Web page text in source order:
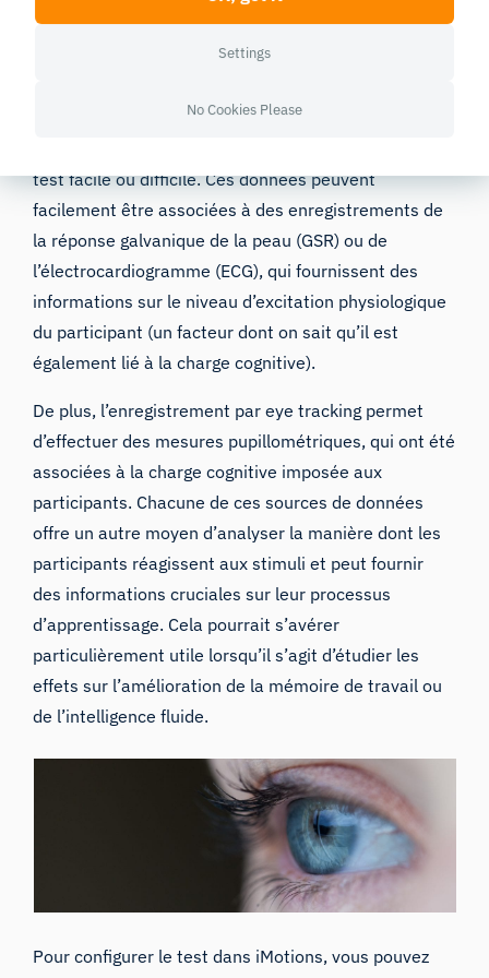
Évaluer la charge cognitive
Par exemple, l’analyse des enregistrements EEG d’un
fournir des informations sur lacharge cognitive
test facile ou difficile. Ces données peuvent
facilement être associées à des enregistrements de
la réponse galvanique de la peau (GSR) ou de
l’électrocardiogramme (ECG), qui fournissent des
informations sur le niveau d’excitation physiologique
du participant (un facteur dont on sait qu’il est
également lié à la charge cognitive).
De plus, l’enregistrement par eye tracking permet
d’effectuer des mesures pupillométriques, qui ont été
associées à la charge cognitive imposée aux
participants. Chacune de ces sources de données
offre un autre moyen d’analyser la manière dont les
participants réagissent aux stimuli et peut fournir
des informations cruciales sur leur processus
d’apprentissage. Cela pourrait s’avérer
particulièrement utile lorsqu’il s’agit d’étudier les
effets sur l’amélioration de la mémoire de travail ou
de l’intelligence fluide.
Pour configurer le test dans iMotions, vous pouvez
Settings
No Cookies Please